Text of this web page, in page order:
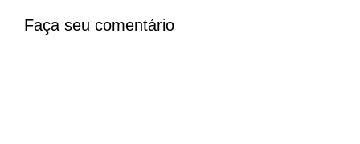
Faça seu comentário